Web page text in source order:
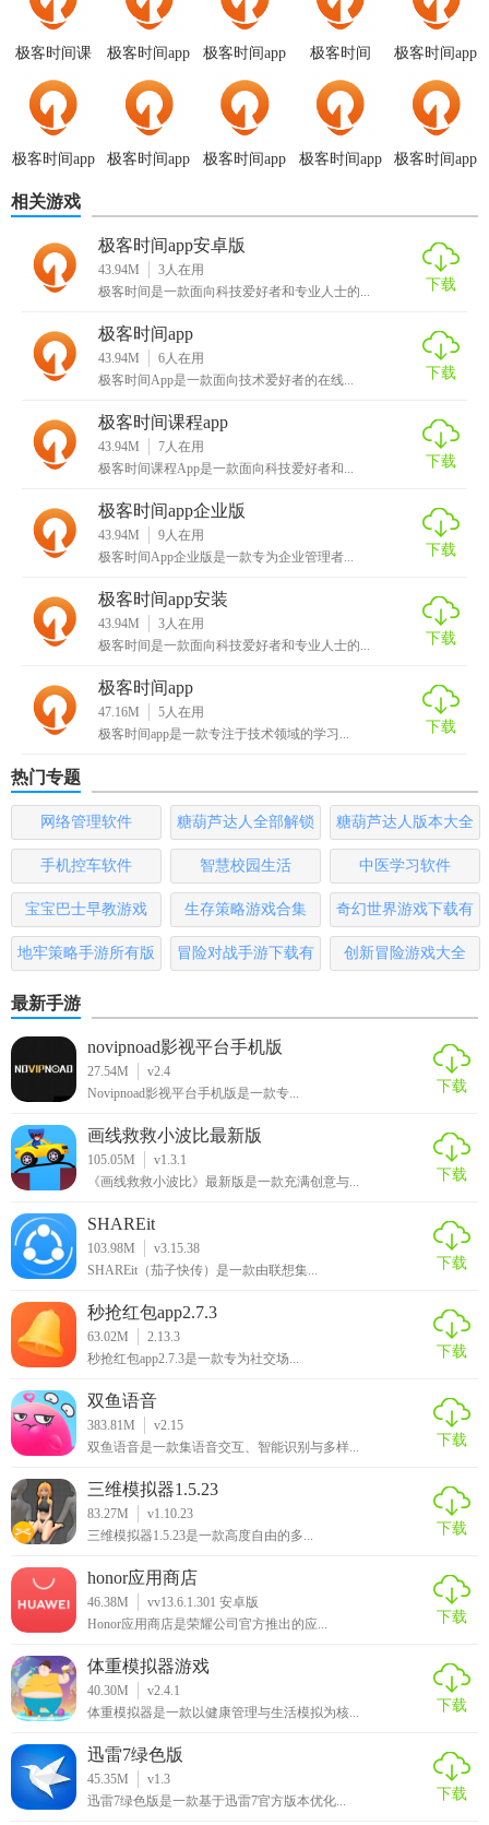
1. 精选课程：由行业专家精心挑选和制作，确保内容的专业
性和实用性。
2. 视频学习：高清视频教学，支持离线下载，随时随地观
看。
3. 实战项目：提供丰富的实战项目案例，帮助用户将理论知
问解惑，与同行交流心得。
【极客时间app官网版内容】
1. 技术课程：包括Python、Java、JavaScript等主流编程语言的
入门与进阶教程，以及数据结构、算法、操作系统等计算机
2. 专题专栏：针对人工智能、区块链、云计算等热门技术领
域的专题讲解。
3. 技术资讯：实时更新行业动态、技术趋势、最新研究成果
等。
【极客时间app官网版用法】
1. 注册登录：用户需先注册并登录账号，以便保存学习进度
2. 选择课程：根据兴趣和需求选择合适的课程进行学习。
3. 观看视频：点击视频播放按钮，即可开始观看教学视频。
4. 参与社区：在“社区”板块发表帖子，参与技术讨论，或浏览
他人分享的经验和心得。
【极客时间app官网版推荐】
如果你是一名程序员或技术爱好者，渴望不断提升自己的技
术能力，并保持对科技前沿的敏锐感知，那么极客时间APP官
学习资源，还为用户打造了一个交流分享的技术社区，让你
的学习之路不再孤单。
极客时间课
极客时间app
极客时间app
极客时间
极客时间app
极客时间app
极客时间app
极客时间app
极客时间app
极客时间app
相关游戏
极客时间app安卓版
43.94M 3人在用
极客时间是一款面向科技爱好者和专业人士的...
下载
极客时间app
43.94M 6人在用
极客时间App是一款面向技术爱好者的在线...
下载
极客时间课程app
43.94M 7人在用
极客时间课程App是一款面向科技爱好者和...
下载
极客时间app企业版
43.94M 9人在用
极客时间App企业版是一款专为企业管理者...
下载
极客时间app安装
43.94M 3人在用
极客时间是一款面向科技爱好者和专业人士的...
下载
极客时间app
47.16M 5人在用
极客时间app是一款专注于技术领域的学习...
下载
热门专题
网络管理软件
糖葫芦达人全部解锁
版
糖葫芦达人版本大全
手机控车软件 智慧校园生活 中医学习软件
宝宝巴士早教游戏 生存策略游戏合集
奇幻世界游戏下载有
哪些
地牢策略手游所有版
冒险对战手游下载有
创新冒险游戏大全
最新手游
novipnoad影视平台手机版
27.54M
v2.4
Novipnoad影视平台手机版是一款专...
下载
画线救救小波比最新版
105.05M
v1.3.1
《画线救救小波比》最新版是一款充满创意与...
下载
SHAREit
103.98M
v3.15.38
SHAREit（茄子快传）是一款由联想集...
下载
秒抢红包app2.7.3
63.02M
2.13.3
秒抢红包app2.7.3是一款专为社交场...
下载
双鱼语音
383.81M
v2.15
双鱼语音是一款集语音交互、智能识别与多样...
下载
三维模拟器1.5.23
83.27M
v1.10.23
三维模拟器1.5.23是一款高度自由的多...
下载
honor应用商店
46.38M
vv13.6.1.301 安卓版
Honor应用商店是荣耀公司官方推出的应...
下载
体重模拟器游戏
40.30M
v2.4.1
体重模拟器是一款以健康管理与生活模拟为核...
下载
迅雷7绿色版
45.35M
v1.3
迅雷7绿色版是一款基于迅雷7官方版本优化...
下载